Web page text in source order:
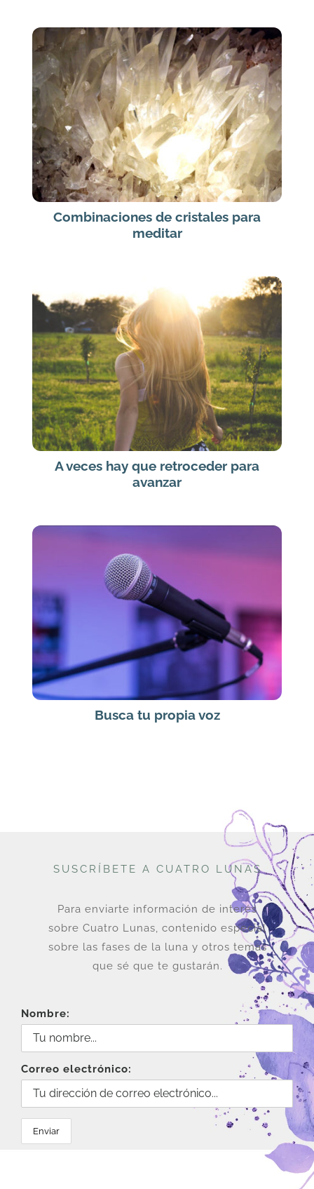
Combinaciones de cristales para
meditar
A veces hay que retroceder para
avanzar
Busca tu propia voz
SUSCRÍBETE A CUATRO LUNAS
Para enviarte información de interés
sobre Cuatro Lunas, contenido especial
sobre las fases de la luna y otros temas
que sé que te gustarán.
Nombre:
Correo electrónico: